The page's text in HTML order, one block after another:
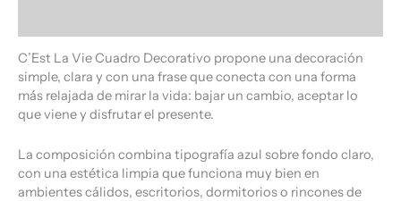
C’Est La Vie Cuadro Decorativo propone una decoración
simple, clara y con una frase que conecta con una forma
más relajada de mirar la vida: bajar un cambio, aceptar lo
que viene y disfrutar el presente.
La composición combina tipografía azul sobre fondo claro,
con una estética limpia que funciona muy bien en
ambientes cálidos, escritorios, dormitorios o rincones de